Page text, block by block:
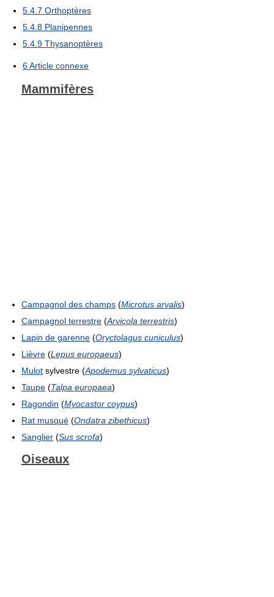
5.4.7 Orthoptères
5.4.8 Planipennes
5.4.9 Thysanoptères
6Article connexe
Mammifères
Campagnol des champs (Microtus arvalis)
Campagnol terrestre (Arvicola terrestris)
Lapin de garenne (Oryctolagus cuniculus)
Lièvre (Lepus europaeus)
Mulot sylvestre (Apodemus sylvaticus)
Taupe (Talpa europaea)
Ragondin (Myocastor coypus)
Rat musqué (Ondatra zibethicus)
Sanglier (Sus scrofa)
Oiseaux